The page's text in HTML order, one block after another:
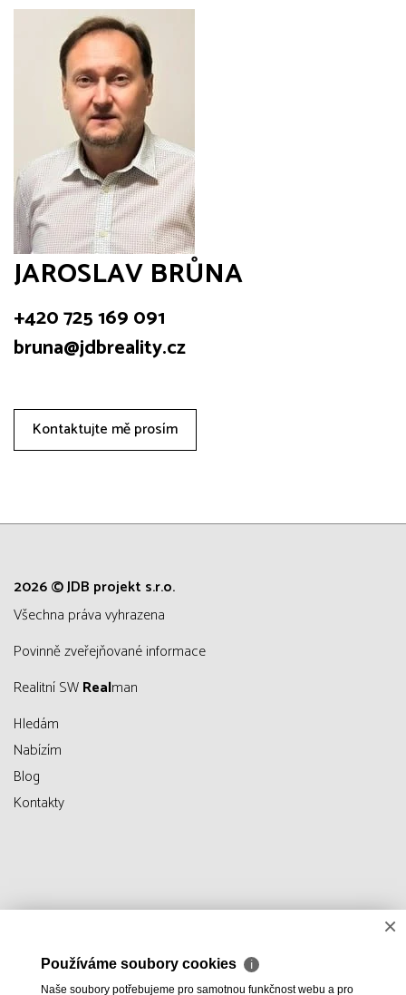
JAROSLAV BRŮNA
+420 725 169 091
bruna@jdbreality.cz
Kontaktujte mě prosím
2026 © JDB projekt s.r.o.
všechna práva vyhrazena
Povinně zveřejňované informace
Realitní SWRealman
Hledám
Nabízím
Blog
Kontakty
×
Používáme soubory cookies ℹ
Naše soubory potřebujeme pro samotnou funkčnost webu a pro